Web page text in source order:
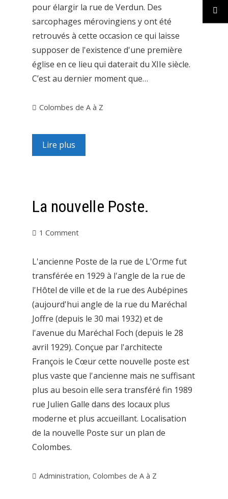
pour élargir la rue de Verdun. Des
sarcophages mérovingiens y ont été
retrouvés à cette occasion ce qui laisse
supposer de l'existence d'une première
église en ce lieu qui daterait du XIIe siècle.
C’est au dernier moment que…
Colombes de A à Z
Lire plus
La nouvelle Poste.
1 Comment
L'ancienne Poste de la rue de L'Orme fut
transférée en 1929 à l'angle de la rue de
l'Hôtel de ville et de la rue des Aubépines
(aujourd'hui angle de la rue du Maréchal
Joffre (depuis le 30 mai 1932) et de
l'avenue du Maréchal Foch (depuis le 28
avril 1929). Conçue par l'architecte
François le Cœur cette nouvelle poste est
plus vaste que l'ancienne mais ne suffisant
plus au besoin elle sera transféré fin 1989
rue Julien Galle dans des locaux plus
moderne et plus accueillant. Localisation
de la nouvelle Poste sur un plan de
Colombes.
Administration, Colombes de A à Z